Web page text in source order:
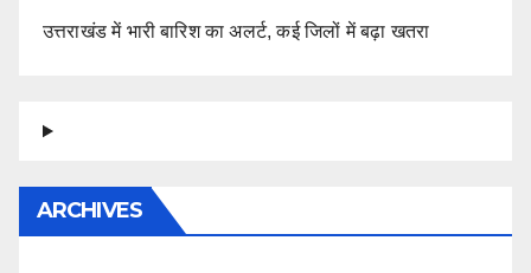
उत्तराखंड में भारी बारिश का अलर्ट, कई जिलों में बढ़ा खतरा
ARCHIVES